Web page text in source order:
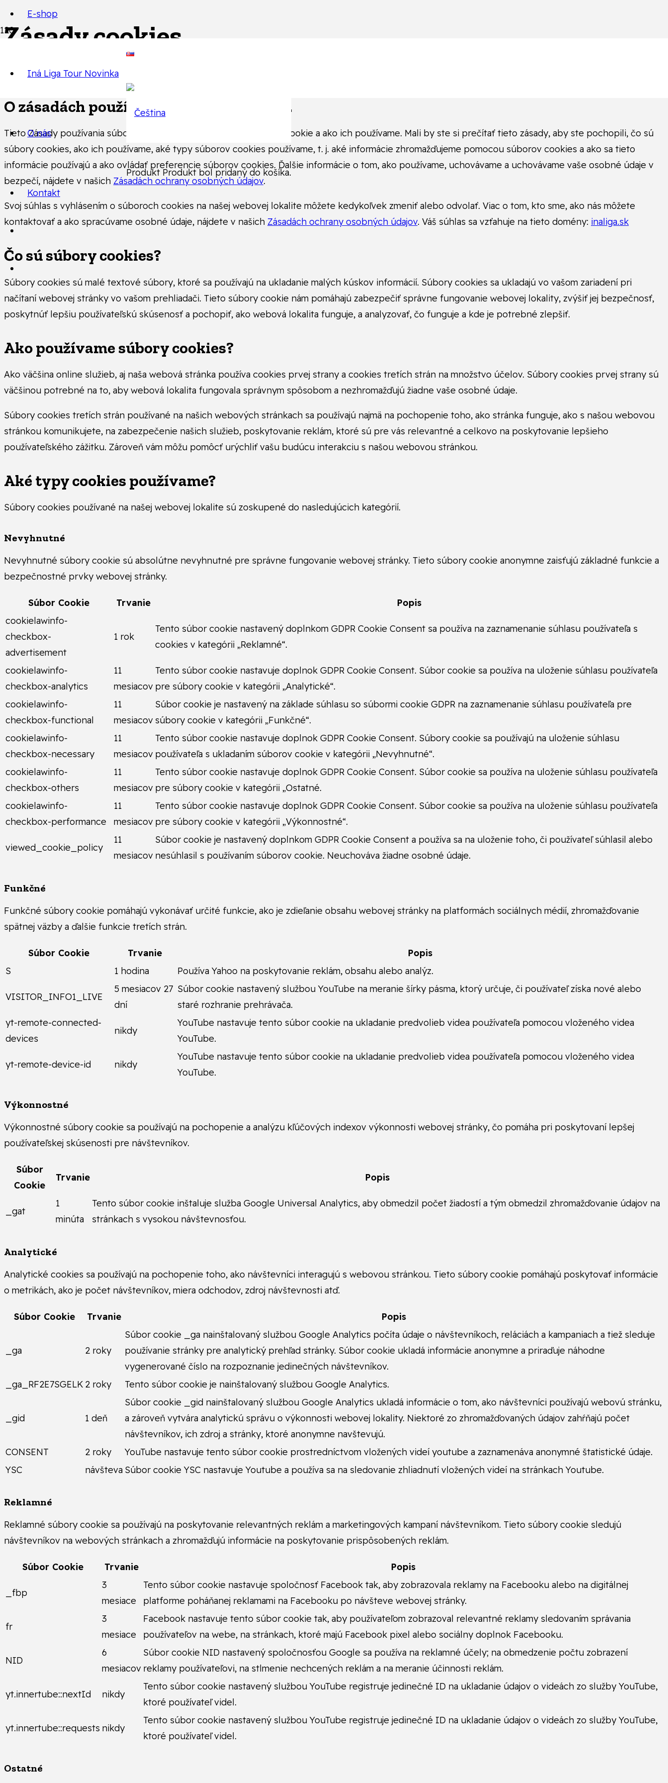
E-shop
Iná Liga Tour Novinka
O nás
Kontakt
Produkt Produkt bol pridaný do košíka.
Zásady cookies
O zásadách používania súborov cookies.
Tieto Zásady používania súborov cookies vysvetľujú, čo sú súbory cookie a ako ich používame. Mali by ste si prečítať tieto zásady, aby ste pochopili, čo sú
súbory cookies, ako ich používame, aké typy súborov cookies používame, t. j. aké informácie zhromažďujeme pomocou súborov cookies a ako sa tieto
informácie používajú a ako ovládať preferencie súborov cookies. Ďalšie informácie o tom, ako používame, uchovávame a uchovávame vaše osobné údaje v
bezpečí, nájdete v našich Zásadách ochrany osobných údajov.
Svoj súhlas s vyhlásením o súboroch cookies na našej webovej lokalite môžete kedykoľvek zmeniť alebo odvolať. Viac o tom, kto sme, ako nás môžete
kontaktovať a ako spracúvame osobné údaje, nájdete v našich Zásadách ochrany osobných údajov. Váš súhlas sa vzťahuje na tieto domény: inaliga.sk
Čo sú súbory cookies?
Súbory cookies sú malé textové súbory, ktoré sa používajú na ukladanie malých kúskov informácií. Súbory cookies sa ukladajú vo vašom zariadení pri
načítaní webovej stránky vo vašom prehliadači. Tieto súbory cookie nám pomáhajú zabezpečiť správne fungovanie webovej lokality, zvýšiť jej bezpečnosť,
poskytnúť lepšiu používateľskú skúsenosť a pochopiť, ako webová lokalita funguje, a analyzovať, čo funguje a kde je potrebné zlepšiť.
Ako používame súbory cookies?
Ako väčšina online služieb, aj naša webová stránka používa cookies prvej strany a cookies tretích strán na množstvo účelov. Súbory cookies prvej strany sú
väčšinou potrebné na to, aby webová lokalita fungovala správnym spôsobom a nezhromažďujú žiadne vaše osobné údaje.
Súbory cookies tretích strán používané na našich webových stránkach sa používajú najmä na pochopenie toho, ako stránka funguje, ako s našou webovou
stránkou komunikujete, na zabezpečenie našich služieb, poskytovanie reklám, ktoré sú pre vás relevantné a celkovo na poskytovanie lepšieho
používateľského zážitku. Zároveň vám môžu pomôcť urýchliť vašu budúcu interakciu s našou webovou stránkou.
Aké typy cookies používame?
Súbory cookies používané na našej webovej lokalite sú zoskupené do nasledujúcich kategórií.
Nevyhnutné
Nevyhnutné súbory cookie sú absolútne nevyhnutné pre správne fungovanie webovej stránky. Tieto súbory cookie anonymne zaisťujú základné funkcie a
bezpečnostné prvky webovej stránky.
Súbor Cookie Trvanie
Popis
cookielawinfo-
checkbox-
advertisement
1 rok
Tento súbor cookie nastavený doplnkom GDPR Cookie Consent sa používa na zaznamenanie súhlasu používateľa s
cookies v kategórii „Reklamné“.
cookielawinfo-
checkbox-analytics
11
mesiacov
Tento súbor cookie nastavuje doplnok GDPR Cookie Consent. Súbor cookie sa používa na uloženie súhlasu používateľa
pre súbory cookie v kategórii „Analytické“.
cookielawinfo-
checkbox-functional
11
mesiacov
Súbor cookie je nastavený na základe súhlasu so súbormi cookie GDPR na zaznamenanie súhlasu používateľa pre
súbory cookie v kategórii „Funkčné“.
cookielawinfo-
checkbox-necessary
11
mesiacov
Tento súbor cookie nastavuje doplnok GDPR Cookie Consent. Súbory cookie sa používajú na uloženie súhlasu
používateľa s ukladaním súborov cookie v kategórii „Nevyhnutné“.
cookielawinfo-
checkbox-others
11
mesiacov
Tento súbor cookie nastavuje doplnok GDPR Cookie Consent. Súbor cookie sa používa na uloženie súhlasu používateľa
pre súbory cookie v kategórii „Ostatné.
cookielawinfo-
checkbox-performance
11
mesiacov
Tento súbor cookie nastavuje doplnok GDPR Cookie Consent. Súbor cookie sa používa na uloženie súhlasu používateľa
pre súbory cookie v kategórii „Výkonnostné“.
viewed_cookie_policy
11
mesiacov
Súbor cookie je nastavený doplnkom GDPR Cookie Consent a používa sa na uloženie toho, či používateľ súhlasil alebo
nesúhlasil s používaním súborov cookie. Neuchováva žiadne osobné údaje.
Funkčné
Funkčné súbory cookie pomáhajú vykonávať určité funkcie, ako je zdieľanie obsahu webovej stránky na platformách sociálnych médií, zhromažďovanie
spätnej väzby a ďalšie funkcie tretích strán.
Súbor Cookie Trvanie
Popis
S
1 hodina Používa Yahoo na poskytovanie reklám, obsahu alebo analýz.
VISITOR_INFO1_LIVE
5 mesiacov 27
dní
Súbor cookie nastavený službou YouTube na meranie šírky pásma, ktorý určuje, či používateľ získa nové alebo
staré rozhranie prehrávača.
yt-remote-connected-
devices
nikdy
YouTube nastavuje tento súbor cookie na ukladanie predvolieb videa používateľa pomocou vloženého videa
YouTube.
yt-remote-device-id nikdy
YouTube nastavuje tento súbor cookie na ukladanie predvolieb videa používateľa pomocou vloženého videa
YouTube.
Výkonnostné
Výkonnostné súbory cookie sa používajú na pochopenie a analýzu kľúčových indexov výkonnosti webovej stránky, čo pomáha pri poskytovaní lepšej
používateľskej skúsenosti pre návštevníkov.
Súbor
Cookie
Trvanie Popis
_gat
1
minúta
Tento súbor cookie inštaluje služba Google Universal Analytics, aby obmedzil počet žiadostí a tým obmedzil zhromažďovanie údajov na
stránkach s vysokou návštevnosťou.
Analytické
Analytické cookies sa používajú na pochopenie toho, ako návštevníci interagujú s webovou stránkou. Tieto súbory cookie pomáhajú poskytovať informácie
o metrikách, ako je počet návštevníkov, miera odchodov, zdroj návštevnosti atď.
Súbor Cookie Trvanie Popis
_ga 2 roky
Súbor cookie _ga nainštalovaný službou Google Analytics počíta údaje o návštevníkoch, reláciách a kampaniach a tiež sleduje
používanie stránky pre analytický prehľad stránky. Súbor cookie ukladá informácie anonymne a priraďuje náhodne
vygenerované číslo na rozpoznanie jedinečných návštevníkov.
_ga_RF2E7SGELK 2 roky Tento súbor cookie je nainštalovaný službou Google Analytics.
_gid 1 deň
Súbor cookie _gid nainštalovaný službou Google Analytics ukladá informácie o tom, ako návštevníci používajú webovú stránku,
a zároveň vytvára analytickú správu o výkonnosti webovej lokality. Niektoré zo zhromažďovaných údajov zahŕňajú počet
návštevníkov, ich zdroj a stránky, ktoré anonymne navštevujú.
CONSENT
2 roky
YouTube nastavuje tento súbor cookie prostredníctvom vložených videí youtube a zaznamenáva anonymné štatistické údaje.
YSC
návšteva Súbor cookie YSC nastavuje Youtube a používa sa na sledovanie zhliadnutí vložených videí na stránkach Youtube.
Reklamné
Reklamné súbory cookie sa používajú na poskytovanie relevantných reklám a marketingových kampaní návštevníkom. Tieto súbory cookie sledujú
návštevníkov na webových stránkach a zhromažďujú informácie na poskytovanie prispôsobených reklám.
Súbor Cookie Trvanie Popis
_fbp
3
mesiace
Tento súbor cookie nastavuje spoločnosť Facebook tak, aby zobrazovala reklamy na Facebooku alebo na digitálnej
platforme poháňanej reklamami na Facebooku po návšteve webovej stránky.
fr
3
mesiace
Facebook nastavuje tento súbor cookie tak, aby používateľom zobrazoval relevantné reklamy sledovaním správania
používateľov na webe, na stránkach, ktoré majú Facebook pixel alebo sociálny doplnok Facebooku.
NID
6
mesiacov
Súbor cookie NID nastavený spoločnosťou Google sa používa na reklamné účely; na obmedzenie počtu zobrazení
reklamy používateľovi, na stlmenie nechcených reklám a na meranie účinnosti reklám.
yt.innertube::nextId nikdy
Tento súbor cookie nastavený službou YouTube registruje jedinečné ID na ukladanie údajov o videách zo služby YouTube,
ktoré používateľ videl.
yt.innertube::requests nikdy
Tento súbor cookie nastavený službou YouTube registruje jedinečné ID na ukladanie údajov o videách zo služby YouTube,
ktoré používateľ videl.
Ostatné